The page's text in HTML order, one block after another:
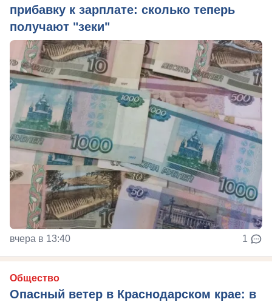
прибавку к зарплате: сколько теперь
получают "зеки"
вчера в 13:40 1
Общество
Опасный ветер в Краснодарском крае: в